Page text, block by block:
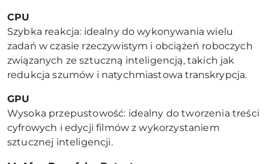
CPU
Szybka reakcja: idealny do wykonywania wielu
zadań w czasie rzeczywistym i obciążeń roboczych
związanych ze sztuczną inteligencją, takich jak
redukcja szumów i natychmiastowa transkrypcja.
GPU
Wysoka przepustowość: idealny do tworzenia treści
cyfrowych i edycji filmów z wykorzystaniem
sztucznej inteligencji.